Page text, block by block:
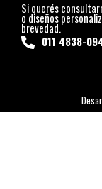
Si querés
o diseños
brevedad.
011 4838-